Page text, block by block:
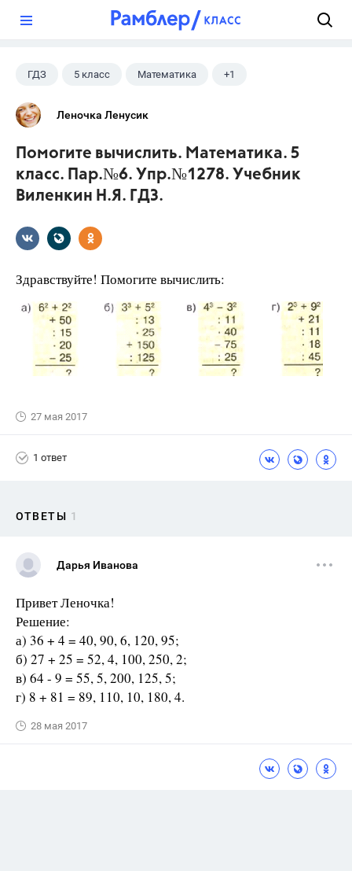
ГДЗ 5 класс Математика +1
Виленкин Н.Я.
Леночка Ленусик
Помогите вычислить. Математика. 5
класс. Пар.№6. Упр.№1278. Учебник
Виленкин Н.Я. ГДЗ.
Здравствуйте! Помогите вычислить:
27 мая 2017
1 ответ
ОТВЕТЫ 1
Дарья Иванова
Привет Леночка!
Решение:
а) 36 + 4 = 40, 90, 6, 120, 95;
б) 27 + 25 = 52, 4, 100, 250, 2;
в) 64 - 9 = 55, 5, 200, 125, 5;
г) 8 + 81 = 89, 110, 10, 180, 4.
28 мая 2017